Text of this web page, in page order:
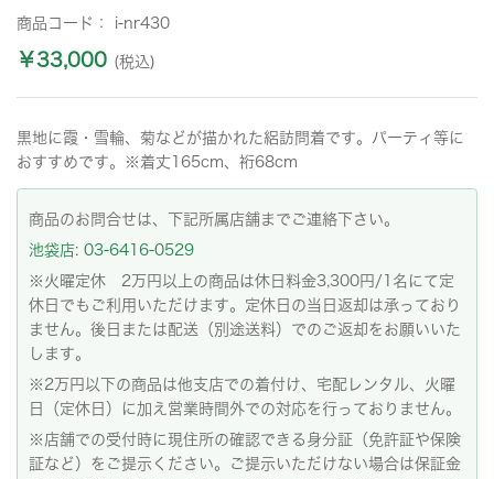
商品コード： i-nr430
￥33,000 (税込)
黒地に霞・雪輪、菊などが描かれた絽訪問着です。パーティ等に
おすすめです。※着丈165cm、裄68cm
商品のお問合せは、下記所属店舗までご連絡下さい。
池袋店: 03-6416-0529
※火曜定休 2万円以上の商品は休日料金3,300円/1名にて定
休日でもご利用いただけます。定休日の当日返却は承っており
ません。後日または配送（別途送料）でのご返却をお願いいた
します。
※2万円以下の商品は他支店での着付け、宅配レンタル、火曜
日（定休日）に加え営業時間外での対応を行っておりません。
※店舗での受付時に現住所の確認できる身分証（免許証や保険
証など）をご提示ください。ご提示いただけない場合は保証金